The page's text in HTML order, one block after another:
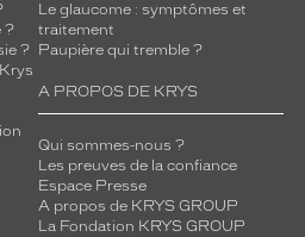
?
?
Le glaucome : symptômes et
traitement
Paupière qui tremble ?
A PROPOS DE KRYS
Qui sommes-nous ?
Les preuves de la confiance
Espace Presse
A propos de KRYS GROUP
La Fondation KRYS GROUP